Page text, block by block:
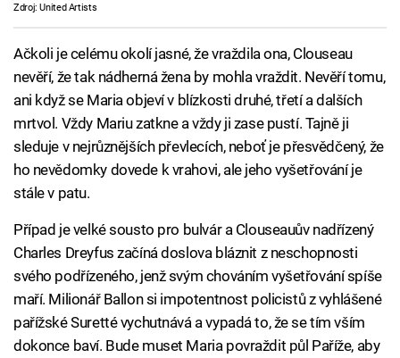
Zdroj: United Artists
Ačkoli je celému okolí jasné, že vraždila ona, Clouseau
nevěří, že tak nádherná žena by mohla vraždit. Nevěří tomu,
ani když se Maria objeví v blízkosti druhé, třetí a dalších
mrtvol. Vždy Mariu zatkne a vždy ji zase pustí. Tajně ji
sleduje v nejrůznějších převlecích, neboť je přesvědčený, že
ho nevědomky dovede k vrahovi, ale jeho vyšetřování je
stále v patu.
Případ je velké sousto pro bulvár a Clouseauův nadřízený
Charles Dreyfus začíná doslova bláznit z neschopnosti
svého podřízeného, jenž svým chováním vyšetřování spíše
maří. Milionář Ballon si impotentnost policistů z vyhlášené
pařížské Suretté vychutnává a vypadá to, že se tím vším
dokonce baví. Bude muset Maria povraždit půl Paříže, aby